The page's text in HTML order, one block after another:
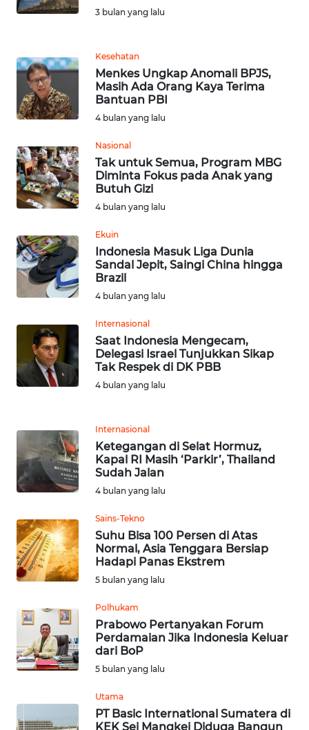
3 bulan yang lalu
Kesehatan
Menkes Ungkap Anomali BPJS,
Masih Ada Orang Kaya Terima
Bantuan PBI
4 bulan yang lalu
Nasional
Tak untuk Semua, Program MBG
Diminta Fokus pada Anak yang
Butuh Gizi
4 bulan yang lalu
Ekuin
Indonesia Masuk Liga Dunia
Sandal Jepit, Saingi China hingga
Brazil
4 bulan yang lalu
Internasional
Saat Indonesia Mengecam,
Delegasi Israel Tunjukkan Sikap
Tak Respek di DK PBB
4 bulan yang lalu
Internasional
Ketegangan di Selat Hormuz,
Kapal RI Masih ‘Parkir’, Thailand
Sudah Jalan
4 bulan yang lalu
Sains-Tekno
Suhu Bisa 100 Persen di Atas
Normal, Asia Tenggara Bersiap
Hadapi Panas Ekstrem
5 bulan yang lalu
Polhukam
Prabowo Pertanyakan Forum
Perdamaian Jika Indonesia Keluar
dari BoP
5 bulan yang lalu
Utama
PT Basic International Sumatera di
KEK Sei Mangkei Diduga Bangun
KALTENG
KALTARA
WN
KALSEL
WN
KALTIM
WN
SULSEL
WN
GORONTALO
WN
WN
MALUKU
WN
DAIRI
DANAU
TOBA
WN
NIAS
LANGKAT
WN